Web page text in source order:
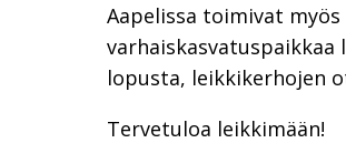
Aapelissa toimivat
lopusta, leikkikerhojen
Tervetuloa leikkimään!